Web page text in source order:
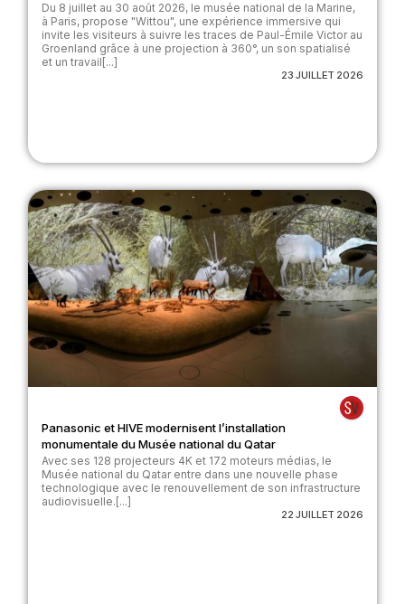
Du 8 juillet au 30 août 2026, le musée national de la Marine,
à Paris, propose "Wittou", une expérience immersive qui
invite les visiteurs à suivre les traces de Paul-Émile Victor au
Groenland grâce à une projection à 360°, un son spatialisé
et un travail[...]
23 JUILLET 2026
Panasonic et HIVE modernisent l’installation
monumentale du Musée national du Qatar
Avec ses 128 projecteurs 4K et 172 moteurs médias, le
Musée national du Qatar entre dans une nouvelle phase
technologique avec le renouvellement de son infrastructure
audiovisuelle.[...]
22 JUILLET 2026